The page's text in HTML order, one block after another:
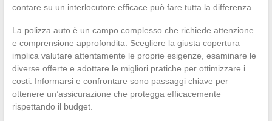
contare su un interlocutore efficace può fare tutta la differenza.
La polizza auto è un campo complesso che richiede attenzione
e comprensione approfondita. Scegliere la giusta copertura
implica valutare attentamente le proprie esigenze, esaminare le
diverse offerte e adottare le migliori pratiche per ottimizzare i
costi. Informarsi e confrontare sono passaggi chiave per
ottenere un’assicurazione che protegga efficacemente
rispettando il budget.